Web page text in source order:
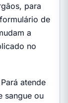
para
de
a
no
atende
sangue ou